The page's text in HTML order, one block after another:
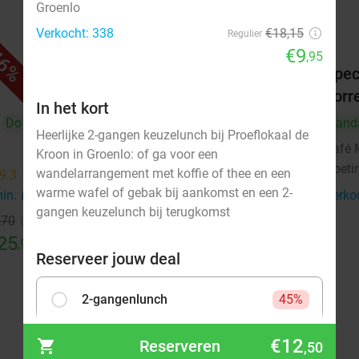
Do
9.3 star
directions_car
,95
47%
Doetinchem 12 min.directions_car
Verkocht: 113 Regulier €30
€16
Café
Groenlo
Verkocht: 338
Regulier €18,15
€9,95
In het kort
Heerlijke 2-gangen keuzelunch bij Proeflokaal de
Kroon in Groenlo: of ga voor een
wandelarrangement met koffie of thee en een
warme wafel of gebak bij aankomst en een 2-
gangen keuzelunch bij terugkomst
Reserveer jouw deal
2-gangenlunch
45%
Verkocht: 216
€18,15 €9,95
Reserveren €12,50